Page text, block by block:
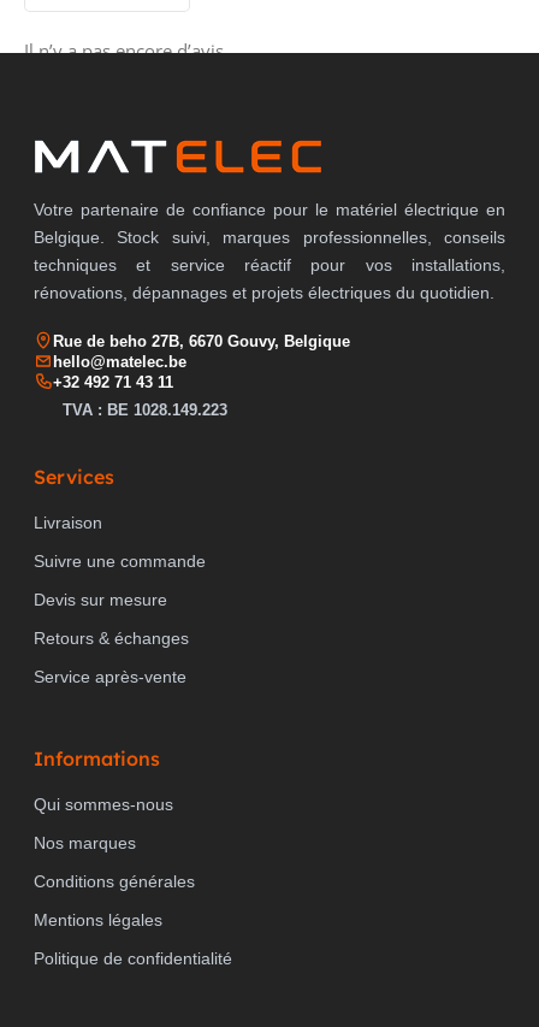
Il n’y a pas encore d’avis.
Votre partenaire de confiance pour le matériel électrique en
Belgique. Stock suivi, marques professionnelles, conseils
techniques et service réactif pour vos installations,
rénovations, dépannages et projets électriques du quotidien.
Rue de beho 27B, 6670 Gouvy, Belgique
hello@matelec.be
+32 492 71 43 11
TVA : BE 1028.149.223
Services
Livraison
Suivre une commande
Devis sur mesure
Retours & échanges
Service après-vente
Informations
Qui sommes-nous
Nos marques
Conditions générales
Mentions légales
Politique de confidentialité